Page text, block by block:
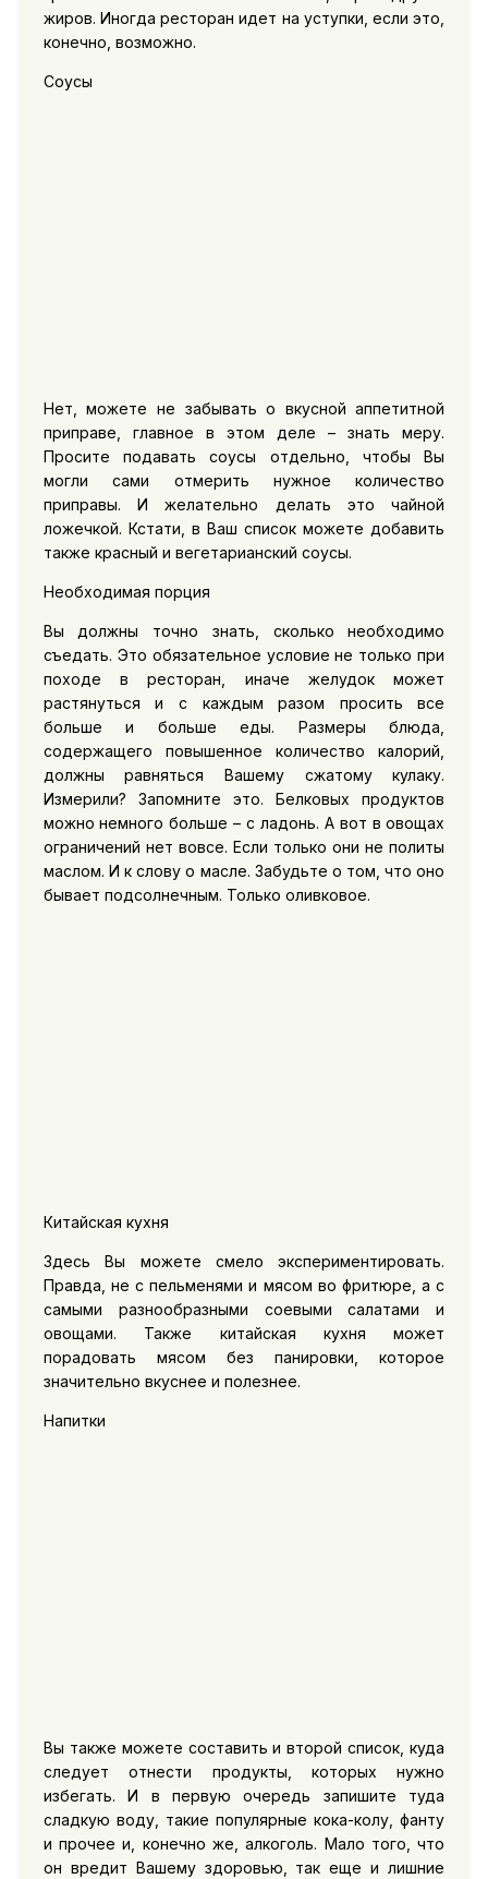
жиров. Иногда ресторан идет на уступки, если это,
конечно, возможно.
Соусы
Нет, можете не забывать о вкусной аппетитной
приправе, главное в этом деле – знать меру.
Просите подавать соусы отдельно, чтобы Вы
могли сами отмерить нужное количество
приправы. И желательно делать это чайной
ложечкой. Кстати, в Ваш список можете добавить
также красный и вегетарианский соусы.
Необходимая порция
Вы должны точно знать, сколько необходимо
съедать. Это обязательное условие не только при
походе в ресторан, иначе желудок может
растянуться и с каждым разом просить все
больше и больше еды. Размеры блюда,
содержащего повышенное количество калорий,
должны равняться Вашему сжатому кулаку.
Измерили? Запомните это. Белковых продуктов
можно немного больше – с ладонь. А вот в овощах
ограничений нет вовсе. Если только они не политы
маслом. И к слову о масле. Забудьте о том, что оно
бывает подсолнечным. Только оливковое.
Китайская кухня
Здесь Вы можете смело экспериментировать.
Правда, не с пельменями и мясом во фритюре, а с
самыми разнообразными соевыми салатами и
овощами. Также китайская кухня может
порадовать мясом без панировки, которое
значительно вкуснее и полезнее.
Напитки
Вы также можете составить и второй список, куда
следует отнести продукты, которых нужно
избегать. И в первую очередь запишите туда
сладкую воду, такие популярные кока-колу, фанту
и прочее и, конечно же, алкоголь. Мало того, что
он вредит Вашему здоровью, так еще и лишние